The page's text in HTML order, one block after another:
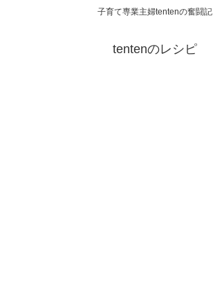
子育て専業主婦tentenの奮闘記
tentenのレシピ